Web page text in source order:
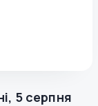
, 5 серпня